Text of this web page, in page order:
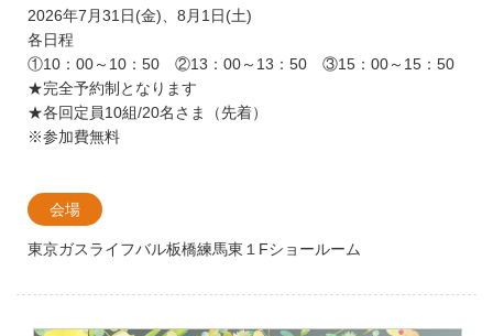
2026年7月31日(金)、8月1日(土)
各日程
①10：00～10：50 ②13：00～13：50 ③15：00～15：50
★完全予約制となります
★各回定員10組/20名さま（先着）
※参加費無料
会場
東京ガスライフバル板橋練馬東１Fショールーム